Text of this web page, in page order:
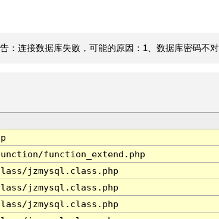
：连接数据库失败，可能的原因：1、数据库密码不对
function_extend.php
jzmysql.class.php
jzmysql.class.php
jzmysql.class.php